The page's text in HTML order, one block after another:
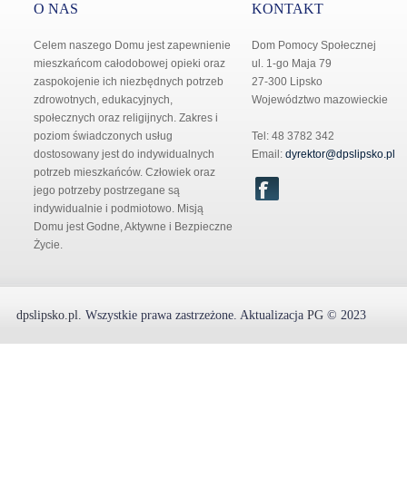
O NAS
Celem naszego Domu jest zapewnienie
mieszkańcom całodobowej opieki oraz
zaspokojenie ich niezbędnych potrzeb
zdrowotnych, edukacyjnych,
społecznych oraz religijnych. Zakres i
poziom świadczonych usług
dostosowany jest do indywidualnych
potrzeb mieszkańców. Człowiek oraz
jego potrzeby postrzegane są
indywidualnie i podmiotowo. Misją
Domu jest Godne, Aktywne i Bezpieczne
Życie.
KONTAKT
Dom Pomocy Społecznej
ul. 1-go Maja 79
27-300 Lipsko
Województwo mazowieckie
Tel: 48 3782 342
Email: dyrektor@dpslipsko.pl
dpslipsko.pl. Wszystkie prawa zastrzeżone. Aktualizacja PG © 2023